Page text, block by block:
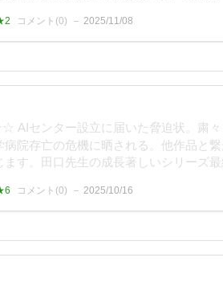
コメント(0) 2025/11/08
センター設立に届いた脅迫状。粛々
病院存亡の危機に晒される。他作品と
す。田口先生の成長著しいシリーズ最
コメント(0) 2025/10/16